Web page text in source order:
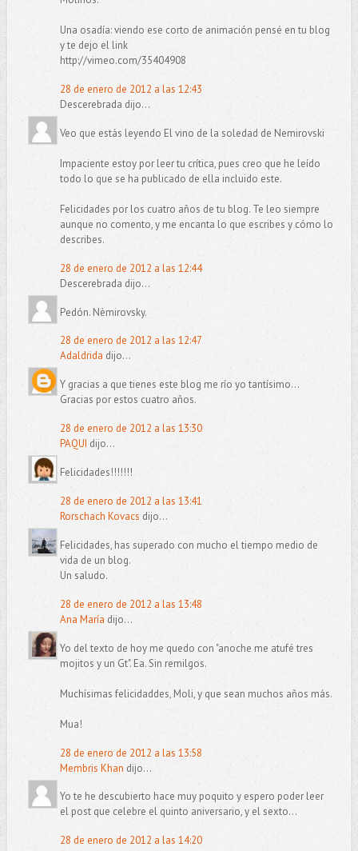
Una osadía: viendo ese corto de animación pensé en tu blog
y te dejo el link
http://vimeo.com/35404908
28 de enero de 2012 a las 12:43
Descerebrada dijo...
Veo que estás leyendo El vino de la soledad de Nemirovski
Impaciente estoy por leer tu crítica, pues creo que he leído
todo lo que se ha publicado de ella incluido este.
Felicidades por los cuatro años de tu blog. Te leo siempre
aunque no comento, y me encanta lo que escribes y cómo lo
describes.
28 de enero de 2012 a las 12:44
Descerebrada dijo...
Pedón. Nèmirovsky.
28 de enero de 2012 a las 12:47
Adaldrida dijo...
Y gracias a que tienes este blog me río yo tantísimo...
Gracias por estos cuatro años.
28 de enero de 2012 a las 13:30
PAQUI dijo...
Felicidades!!!!!!!
28 de enero de 2012 a las 13:41
Rorschach Kovacs dijo...
Felicidades, has superado con mucho el tiempo medio de
vida de un blog.
Un saludo.
28 de enero de 2012 a las 13:48
Ana María dijo...
Yo del texto de hoy me quedo con "anoche me atufé tres
mojitos y un Gt". Ea. Sin remilgos.
Muchísimas felicidaddes, Moli, y que sean muchos años más.
Mua!
28 de enero de 2012 a las 13:58
Membris Khan dijo...
Yo te he descubierto hace muy poquito y espero poder leer
el post que celebre el quinto aniversario, y el sexto...
28 de enero de 2012 a las 14:20